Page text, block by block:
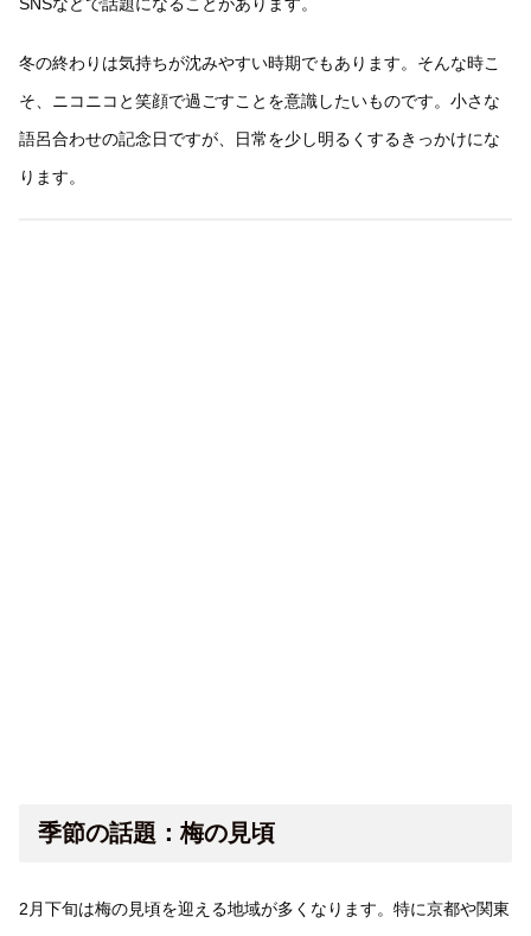
冬の終わりは気持ちが沈みやすい時期でもあります。そんな時こ
そ、ニコニコと笑顔で過ごすことを意識したいものです。小さな
語呂合わせの記念日ですが、日常を少し明るくするきっかけにな
ります。
季節の話題：梅の見頃
2月下旬は梅の見頃を迎える地域が多くなります。特に京都や関東